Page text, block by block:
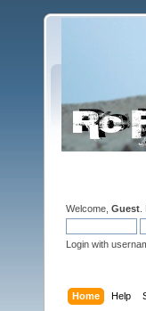
Welcome, Guest
Login with
Home Help